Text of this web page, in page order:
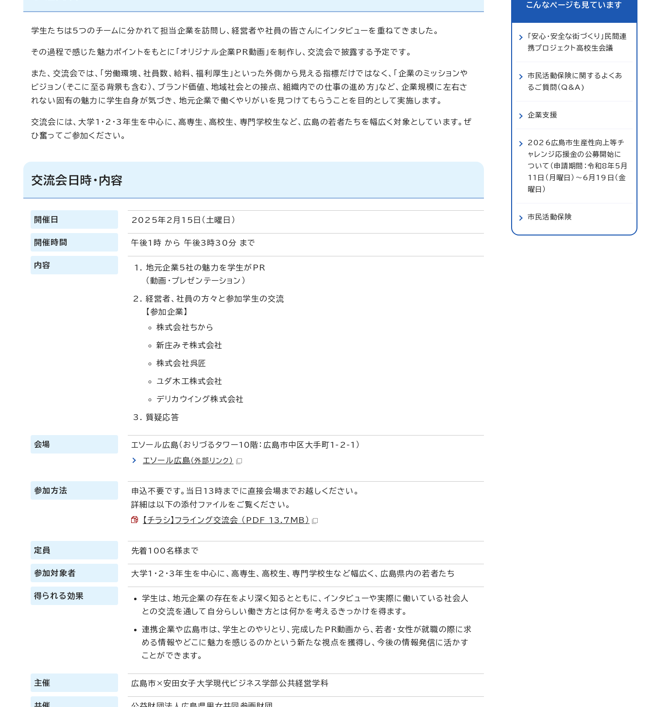
学生たちは5つのチームに分かれて担当企業を訪問し、経営者や社員の皆さんにインタビューを重ねてきました。
その過程で感じた魅力ポイントをもとに「オリジナル企業PR動画」を制作し、交流会で披露する予定です。
また、交流会では、「労働環境、社員数、給料、福利厚生」といった外側から見える指標だけではなく、「企業のミッションや
ビジョン（そこに至る背景も含む）、ブランド価値、地域社会との接点、組織内での仕事の進め方」など、企業規模に左右さ
れない固有の魅力に学生自身が気づき、地元企業で働くやりがいを見つけてもらうことを目的として実施します。
交流会には、大学1・2・3年生を中心に、高専生、高校生、専門学校生など、広島の若者たちを幅広く対象としています。ぜ
ひ奮ってご参加ください。
交流会日時・内容
開催日 2025年2月15日（土曜日）
開催時間 午後1時 から 午後3時30分 まで
内容
地元企業5社の魅力を学生がPR
（動画・プレゼンテーション）
経営者、社員の方々と参加学生の交流
【参加企業】
株式会社ちから
新庄みそ株式会社
株式会社呉匠
ユダ木工株式会社
デリカウイング株式会社
質疑応答
会場
エソール広島（おりづるタワー10階：広島市中区大手町1-2-1）
エソール広島 （外部リンク）
参加方法
申込不要です。当日13時までに直接会場までお越しください。
詳細は以下の添付ファイルをご覧ください。
【チラシ】フライング交流会 （PDF 13.7MB）
定員 先着100名様まで
参加対象者 大学1・2・3年生を中心に、高専生、高校生、専門学校生など幅広く、広島県内の若者たち
得られる効果
学生は、地元企業の存在をより深く知るとともに、インタビューや実際に働いている社会人
との交流を通して自分らしい働き方とは何かを考えるきっかけを得ます。
連携企業や広島市は、学生とのやりとり、完成したPR動画から、若者・女性が就職の際に求
める情報やどこに魅力を感じるのかという新たな視点を獲得し、今後の情報発信に活かす
ことができます。
主催 広島市×安田女子大学現代ビジネス学部公共経営学科
こんなページも見ています
「安心・安全な街づくり」民間連
携プロジェクト高校生会議
市民活動保険に関するよくあ
るご質問（Q&A)
企業支援
2026広島市生産性向上等チ
ャレンジ応援金の公募開始に
ついて（申請期間：令和8年5月
11日（月曜日）～6月19日（金
曜日）
市民活動保険